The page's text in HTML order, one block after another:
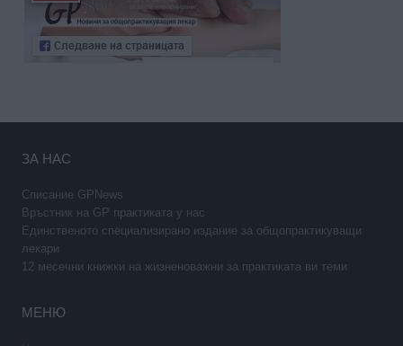
ЗА НАС
Списание GPNews
Връстник на GP практиката у нас
Единственото специализирано издание за общопрактикуващи
лекари
12 месечни книжки на жизненоважни за практиката ви теми
МЕНЮ